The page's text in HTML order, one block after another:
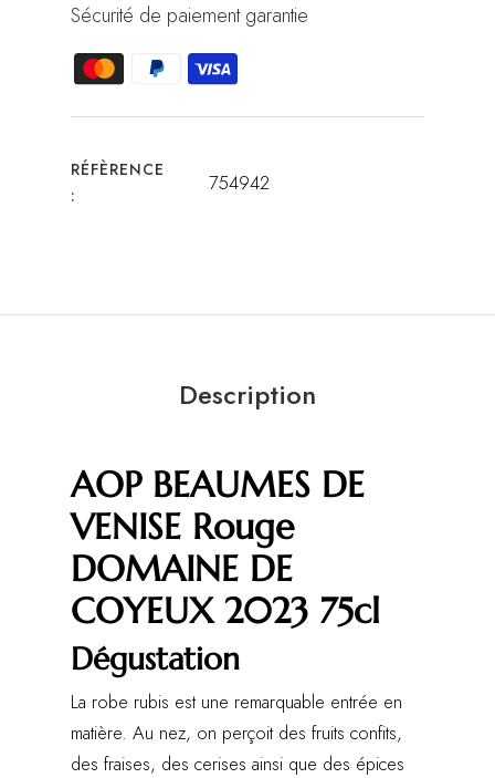
Sécurité de paiement garantie
RÉFÈRENCE
:
754942
Description
AOP BEAUMES DE
VENISE Rouge
DOMAINE DE
COYEUX 2023 75cl
Dégustation
La robe rubis est une remarquable entrée en
matière. Au nez, on perçoit des fruits confits,
des fraises, des cerises ainsi que des épices